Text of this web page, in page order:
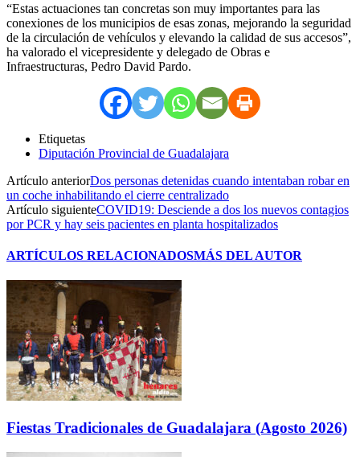
“Estas actuaciones tan concretas son muy importantes para las
conexiones de los municipios de esas zonas, mejorando la seguridad
de la circulación de vehículos y elevando la calidad de sus accesos”,
ha valorado el vicepresidente y delegado de Obras e
Infraestructuras, Pedro David Pardo.
Etiquetas
Diputación Provincial de Guadalajara
Artículo anteriorDos personas detenidas cuando intentaban robar en
un coche inhabilitando el cierre centralizado
Artículo siguienteCOVID19: Desciende a dos los nuevos contagios
por PCR y hay seis pacientes en planta hospitalizados
ARTÍCULOS RELACIONADOSMÁS DEL AUTOR
Fiestas Tradicionales de Guadalajara (Agosto 2026)